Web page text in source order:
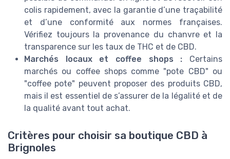
colis rapidement, avec la garantie d’une traçabilité
et d’une conformité aux normes françaises.
Vérifiez toujours la provenance du chanvre et la
transparence sur les taux de THC et de CBD.
Marchés locaux et coffee shops : Certains
marchés ou coffee shops comme "pote CBD" ou
"coffee pote" peuvent proposer des produits CBD,
mais il est essentiel de s’assurer de la légalité et de
la qualité avant tout achat.
Critères pour choisir sa boutique CBD à
Brignoles